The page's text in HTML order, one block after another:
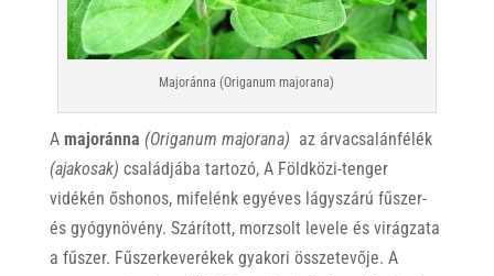
Majoránna (Origanum majorana)
A majoránna (Origanum majorana) az árvacsalánfélék
(ajakosak) családjába tartozó, A Földközi-tenger
vidékén őshonos, mifelénk egyéves lágyszárú fűszer-
és gyógynövény. Szárított, morzsolt levele és virágzata
a fűszer. Fűszerkeverékek gyakori összetevője. A